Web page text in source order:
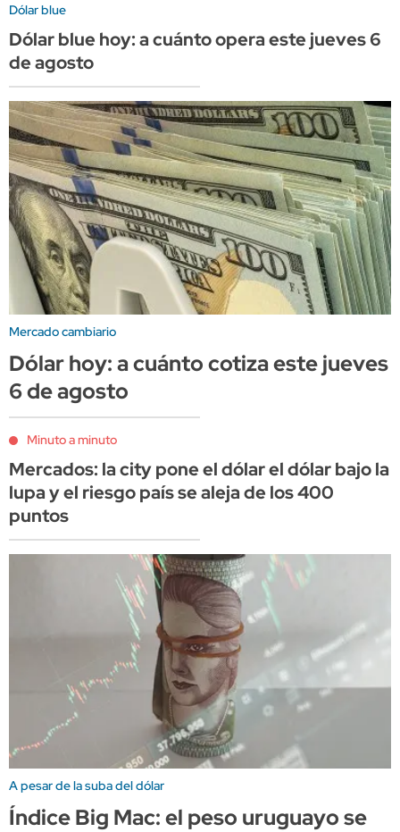
Dólar blue
Dólar blue hoy: a cuánto opera este jueves 6
de agosto
Mercado cambiario
Dólar hoy: a cuánto cotiza este jueves
6 de agosto
Minuto a minuto
Mercados: la city pone el dólar el dólar bajo la
lupa y el riesgo país se aleja de los 400
puntos
A pesar de la suba del dólar
Índice Big Mac: el peso uruguayo se